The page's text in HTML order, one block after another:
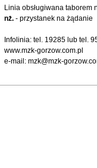
Linia obsługiwana taborem
nż. - przystanek na żądanie
Infolinia: tel. 19285 lub tel.
www.mzk-gorzow.com.pl
e-mail: mzk@mzk-